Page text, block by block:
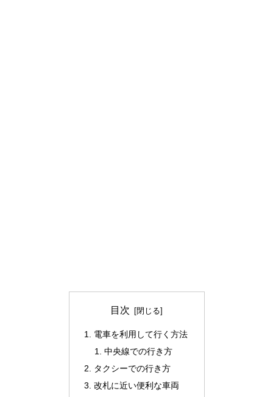
目次
電車を利用して行く方法
中央線での行き方
タクシーでの行き方
改札に近い便利な車両